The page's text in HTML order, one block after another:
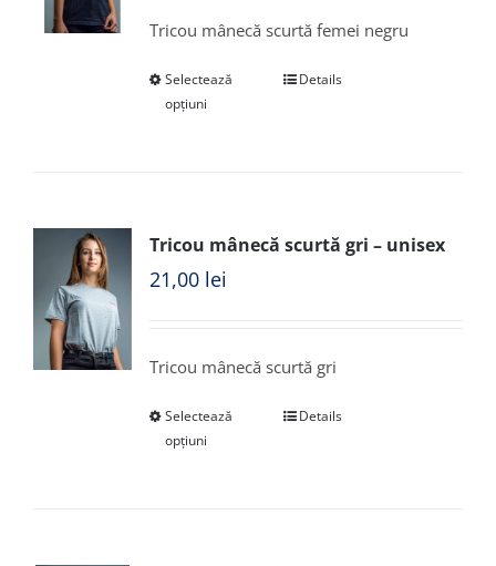
Tricou mânecă scurtă femei negru
Selectează
opțiuni
Details
Tricou mânecă scurtă gri – unisex
21,00 lei
Tricou mânecă scurtă gri
Selectează
opțiuni
Details